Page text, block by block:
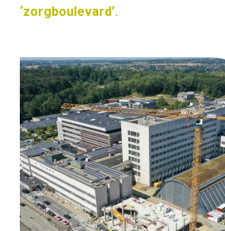
‘zorgboulevard’.